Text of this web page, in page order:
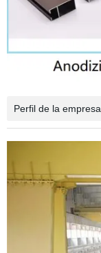
Perfil de la empresa